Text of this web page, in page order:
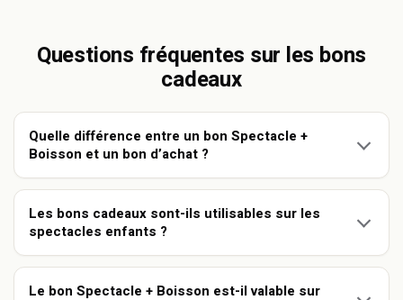
Questions fréquentes sur les bons
cadeaux
Quelle différence entre un bon Spectacle +
Boisson et un bon d’achat ?
Les bons cadeaux sont-ils utilisables sur les
spectacles enfants ?
Le bon Spectacle + Boisson est-il valable sur